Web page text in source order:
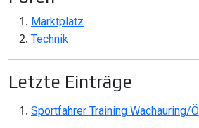
Marktplatz
Technik
Letzte Einträge
Sportfahrer Training Wachauring/